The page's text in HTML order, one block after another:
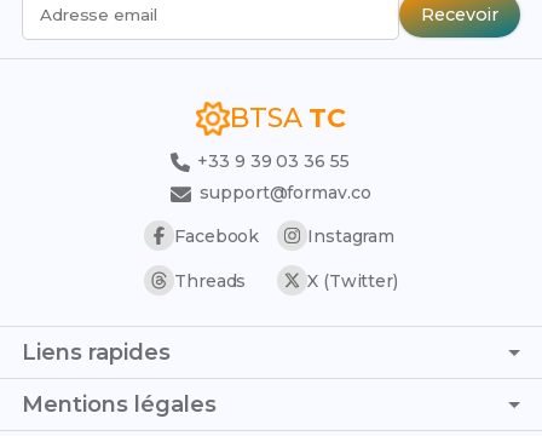
Adresse email Recevoir
BTSA TC
+33 9 39 03 36 55
support@formav.co
Facebook
Instagram
Threads X (Twitter)
Liens rapides
Page d'accueil
Mentions légales